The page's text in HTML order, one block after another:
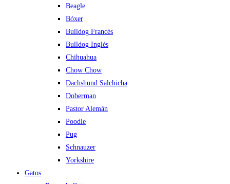
Beagle
Bóxer
Bulldog Francés
Bulldog Inglés
Chihuahua
Chow Chow
Dachshund Salchicha
Doberman
Pastor Alemán
Poodle
Pug
Schnauzer
Yorkshire
Gatos